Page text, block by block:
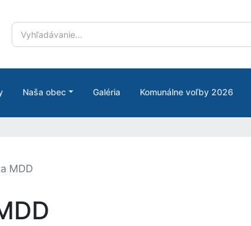
Naša obec Galéria Komunálne voľby 2026
MDD